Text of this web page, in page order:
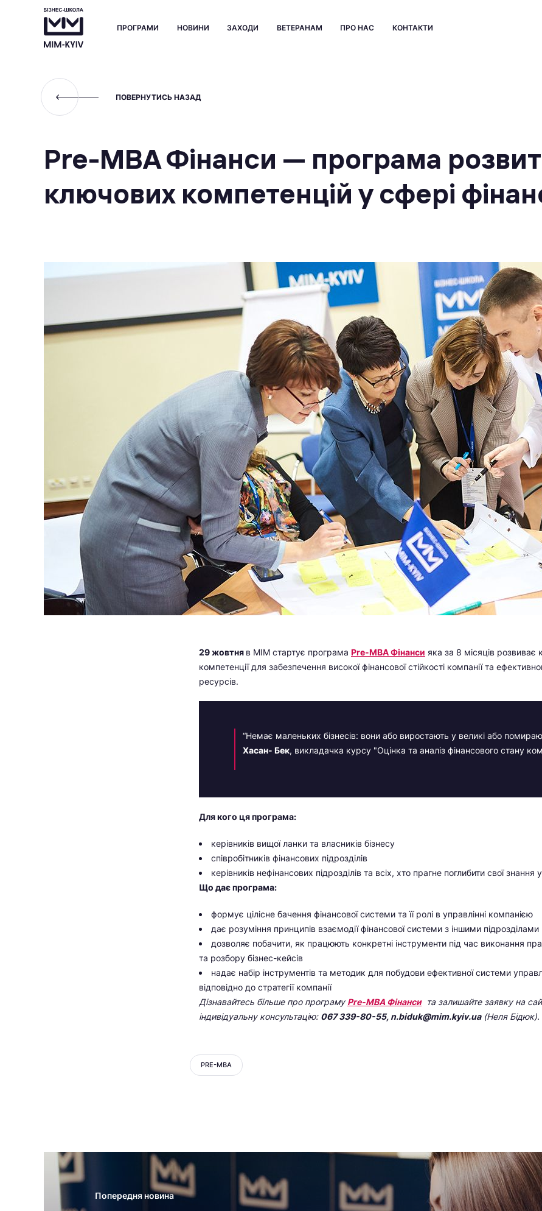
ПРОГРАМИ НОВИНИ ЗАХОДИ ВЕТЕРАНАМ ПРО НАС КОНТАКТИ
ПОВЕРНУТИСЬ НАЗАД
Pre-МВА Фінанси — програма
ключових компетенцій у сфері
29 жовтня в МІМ стартує програма Pre-МВА Фінанси яка за 8 місяців розвиває
компетенції для забезпечення високої фінансової стійкості компанії та
ресурсів.
“Немає маленьких бізнесів: вони або виростають у великі або
Хасан- Бек, викладачка курсу "Оцінка та аналіз фінансового стану
Для кого ця програма:
керівників вищої ланки та власників бізнесу
співробітників фінансових підрозділів
керівників нефінансових підрозділів та всіх, хто прагне поглибити свої знання
Що дає програма:
формує цілісне бачення фінансової системи та її ролі в управлінні компанією
дає розуміння принципів взаємодії фінансової системи з іншими підрозділами
дозволяє побачити, як працюють конкретні інструменти під час виконання
та розбору бізнес-кейсів
надає набір інструментів та методик для побудови ефективної системи
відповідно до стратегії компанії
Дізнавайтесь більше про програму Pre-МВА Фінансита залишайте заявку на
індивідуальну консультацію: 067 339-80-55, n.biduk@mim.kyiv.ua(Неля Бідюк).
PRE-MBA
Попередня новина